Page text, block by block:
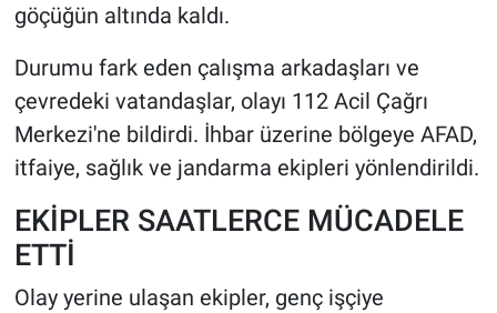
göçüğün altında kaldı.
Durumu fark eden çalışma arkadaşları ve
çevredeki vatandaşlar, olayı 112 Acil Çağrı
Merkezi'ne bildirdi. İhbar üzerine bölgeye AFAD,
itfaiye, sağlık ve jandarma ekipleri yönlendirildi.
EKİPLER SAATLERCE MÜCADELE
ETTİ
Olay yerine ulaşan ekipler, genç işçiye